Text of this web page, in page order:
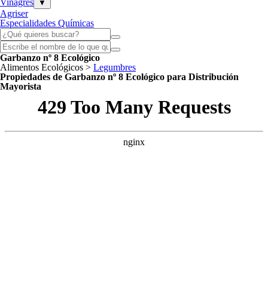
Vinagres ▼
Agriser
Especialidades Químicas
Garbanzo nº 8 Ecológico
Alimentos Ecológicos > Legumbres
Propiedades de Garbanzo nº 8 Ecológico para Distribución
Mayorista